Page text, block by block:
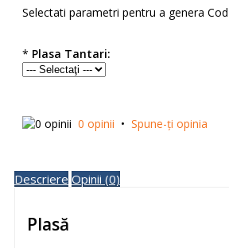
Selectati parametri pentru a genera
* Plasa Tantari:
0 opinii • Spune-ţi opinia
Descriere Opinii (0)
Plasă